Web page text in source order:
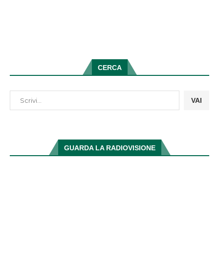
CERCA
VAI
GUARDA LA RADIOVISIONE